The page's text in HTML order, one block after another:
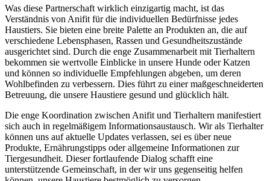
Was diese Partnerschaft wirklich einzigartig macht, ‌ist das
Verständnis von ⁤Anifit für ⁤die individuellen Bedürfnisse⁣ jedes⁣
Haustiers. Sie bieten eine‍ breite Palette an Produkten an, die auf
verschiedene Lebensphasen, Rassen und Gesundheitszustände
⁣ausgerichtet ​sind. ⁢Durch ‍die enge‌ Zusammenarbeit mit Tierhaltern ​
bekommen sie wertvolle Einblicke in unsere Hunde oder Katzen
und können so ‌individuelle‌ Empfehlungen​ abgeben, um deren
Wohlbefinden zu verbessern. Dies führt ⁤zu einer maßgeschneiderten​
Betreuung, die unsere Haustiere gesund und ⁤glücklich hält.
Die enge Koordination zwischen Anifit und Tierhaltern⁣ manifestiert
sich auch in regelmäßigem Informationsaustausch. Wir als Tierhalter​
können uns auf⁣ aktuelle ⁣Updates verlassen, sei es über neue
Produkte, ⁤Ernährungstipps oder allgemeine Informationen zur⁣
Tiergesundheit. Dieser fortlaufende Dialog schafft eine
unterstützende Gemeinschaft, in der wir uns gegenseitig​ helfen⁢